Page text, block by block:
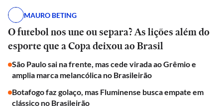
MAURO BETING
O futebol nos une ou separa? As lições além do
esporte que a Copa deixou ao Brasil
São Paulo sai na frente, mas cede virada ao Grêmio e
amplia marca melancólica no Brasileirão
Botafogo faz golaço, mas Fluminense busca empate em
clássico no Brasileirão